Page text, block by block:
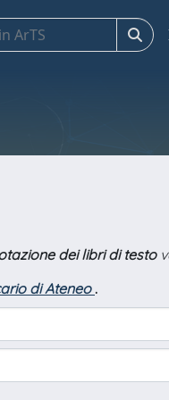
dei libri di testo
di Ateneo .